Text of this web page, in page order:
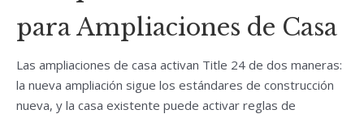
para Ampliaciones de Casa
Las ampliaciones de casa activan Title 24 de dos maneras:
la nueva ampliación sigue los estándares de construcción
nueva, y la casa existente puede activar reglas de